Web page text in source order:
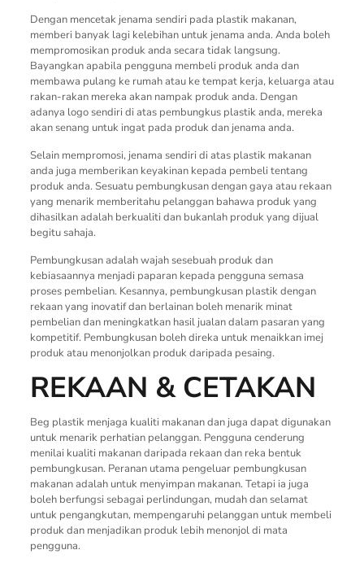
Dengan mencetak jenama sendiri pada plastik makanan,
memberi banyak lagi kelebihan untuk jenama anda. Anda boleh
mempromosikan produk anda secara tidak langsung.
Bayangkan apabila pengguna membeli produk anda dan
membawa pulang ke rumah atau ke tempat kerja, keluarga atau
rakan-rakan mereka akan nampak produk anda. Dengan
adanya logo sendiri di atas pembungkus plastik anda, mereka
akan senang untuk ingat pada produk dan jenama anda.
Selain mempromosi, jenama sendiri di atas plastik makanan
anda juga memberikan keyakinan kepada pembeli tentang
produk anda. Sesuatu pembungkusan dengan gaya atau rekaan
yang menarik memberitahu pelanggan bahawa produk yang
dihasilkan adalah berkualiti dan bukanlah produk yang dijual
begitu sahaja.
Pembungkusan adalah wajah sesebuah produk dan
kebiasaannya menjadi paparan kepada pengguna semasa
proses pembelian. Kesannya, pembungkusan plastik dengan
rekaan yang inovatif dan berlainan boleh menarik minat
pembelian dan meningkatkan hasil jualan dalam pasaran yang
kompetitif. Pembungkusan boleh direka untuk menaikkan imej
produk atau menonjolkan produk daripada pesaing.
REKAAN & CETAKAN
Beg plastik menjaga kualiti makanan dan juga dapat digunakan
untuk menarik perhatian pelanggan. Pengguna cenderung
menilai kualiti makanan daripada rekaan dan reka bentuk
pembungkusan. Peranan utama pengeluar pembungkusan
makanan adalah untuk menyimpan makanan. Tetapi ia juga
boleh berfungsi sebagai perlindungan, mudah dan selamat
untuk pengangkutan, mempengaruhi pelanggan untuk membeli
produk dan menjadikan produk lebih menonjol di mata
pengguna.